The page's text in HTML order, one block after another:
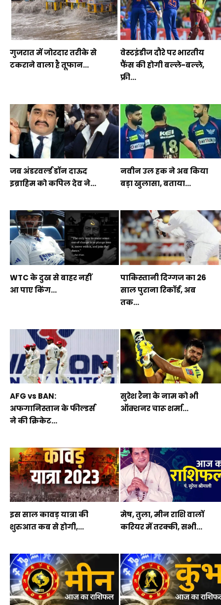
गुजरात में जोरदार तरीके से
टकराने वाला है तूफान...
वेस्टइंडीज दौरे पर भारतीय
फैंस की होगी बल्ले-बल्ले,
फ्री...
जब अंडरवर्ल्ड डॉन दाऊद
इब्राहिम को कपिल देव ने...
नवीन उल हक ने अब किया
बड़ा खुलासा, बताया...
WTC के दुख से बाहर नहीं
आ पाए किंग...
पाकिस्तानी दिग्गज का 26
साल पुराना रिकॉर्ड, अब
तक...
AFG vs BAN:
अफगानिस्तान के फील्डर्स
ने की क्रिकेट...
सुरेश रैना के नाम को भी
ऑक्शनर चारू शर्मा...
इस साल कावड़ यात्रा की
शुरुआत कब से होगी,...
मेष, तुला, मीन राशि वालों
करियर में तरक्की, सभी...